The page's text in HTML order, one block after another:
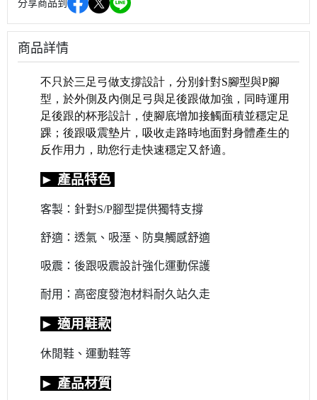
分享商品到
商品詳情
不只於三足弓做支撐設計，分別針對S腳型與P腳
型，於外側及內側足弓與足後跟做加強，同時運用
足後跟的杯形設計，使腳底增加接觸面積並穩定足
踝；後跟吸震墊片，吸收走路時地面對身體產生的
反作用力，助您行走快速穩定又舒適。
► 產品特色
客製：針對S/P腳型提供獨特支撐
舒適：透氣、吸溼、防臭觸感舒適
吸震：後跟吸震設計強化運動保護
耐用：高密度發泡材料耐久站久走
► 適用鞋款
休閒鞋、運動鞋等
► 產品材質